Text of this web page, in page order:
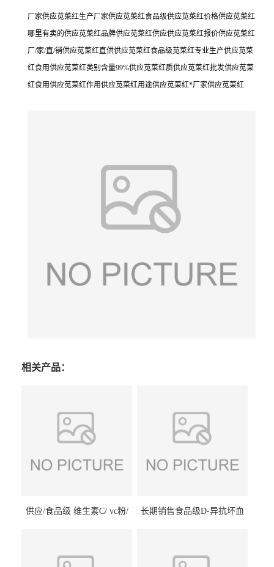
厂家供应苋菜红生产厂家供应苋菜红食品级供应苋菜红价格供应苋菜红
哪里有卖的供应苋菜红品牌供应苋菜红供应供应苋菜红报价供应苋菜红
厂/家/直/销供应苋菜红直供供应苋菜红食品级苋菜红专业生产供应苋菜
红食用供应苋菜红类别含量99%供应苋菜红质供应苋菜红批发供应苋菜
红食用供应苋菜红作用供应苋菜红用途供应苋菜红*厂家供应苋菜红
相关产品：
供应/食品级 维生素C/ vc粉/
长期销售食品级D-异抗坏血